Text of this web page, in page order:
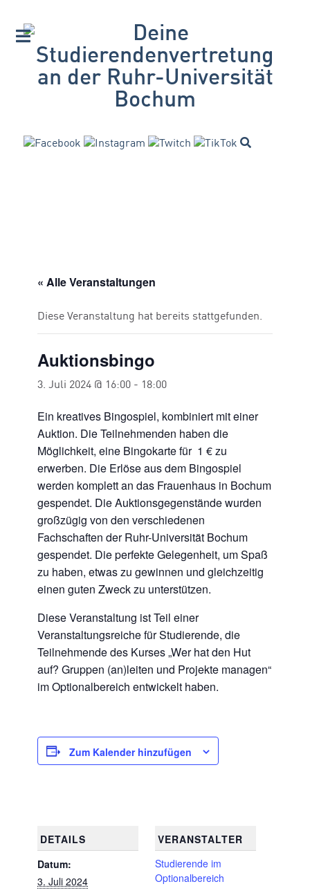
« Alle Veranstaltungen
Diese Veranstaltung hat bereits stattgefunden.
Auktionsbingo
3. Juli 2024 @ 16:00 - 18:00
Ein kreatives Bingospiel, kombiniert mit einer
Auktion. Die Teilnehmenden haben die
Möglichkeit, eine Bingokarte für 1 € zu
erwerben. Die Erlöse aus dem Bingospiel
werden komplett an das Frauenhaus in Bochum
gespendet. Die Auktionsgegenstände wurden
großzügig von den verschiedenen
Fachschaften der Ruhr-Universität Bochum
gespendet. Die perfekte Gelegenheit, um Spaß
zu haben, etwas zu gewinnen und gleichzeitig
einen guten Zweck zu unterstützen.
Diese Veranstaltung ist Teil einer
Veranstaltungsreiche für Studierende, die
Teilnehmende des Kurses „Wer hat den Hut
auf? Gruppen (an)leiten und Projekte managen“
im Optionalbereich entwickelt haben.
Zum Kalender hinzufügen
DETAILS
Datum:
3. Juli 2024
VERANSTALTER
Studierende im
Optionalbereich